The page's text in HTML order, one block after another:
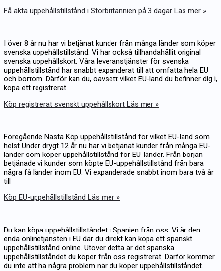
Få äkta uppehållstillstånd i Storbritannien på 3 dagar Läs mer »
I över 8 år nu har vi betjänat kunder från många länder som köper
svenska uppehållstillstånd. Vi har också tillhandahållit original
svenska uppehållskort. Våra leveranstjänster för svenska
uppehållstillstånd har snabbt expanderat till att omfatta hela EU
och bortom. Därför kan du, oavsett vilket EU-land du befinner dig i,
köpa ett registrerat
Köp registrerat svenskt uppehållskort Läs mer »
Föregående Nästa Köp uppehållstillstånd för vilket EU-land som
helst Under drygt 12 år nu har vi betjänat kunder från många EU-
länder som köper uppehållstillstånd för EU-länder. Från början
betjänade vi kunder som köpte EU-uppehållstillstånd från bara
några få länder inom EU. Vi expanderade snabbt inom bara två år
till
Köp EU-uppehållstillstånd Läs mer »
Du kan köpa uppehållstillståndet i Spanien från oss. Vi är den
enda onlinetjänsten i EU där du direkt kan köpa ett spanskt
uppehållstillstånd online. Utöver detta är det spanska
uppehållstillståndet du köper från oss registrerat. Därför kommer
du inte att ha några problem när du köper uppehållstillståndet.